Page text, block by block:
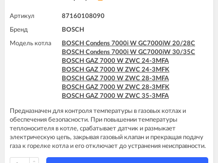
Артикул 87160108090
Бренд BOSCH
Модель котла
BOSCH Condens 7000i W GC7000iW 20/28C
BOSCH Condens 7000i W GC7000iW 30/35C
BOSCH GAZ 7000 W ZWC 24-3MFA
BOSCH GAZ 7000 W ZWC 24-3MFK
BOSCH GAZ 7000 W ZWC 28-3MFA
BOSCH GAZ 7000 W ZWC 28-3MFK
BOSCH GAZ 7000 W ZWC 35-3MFA
Предназначен для контроля температуры в газовых котлах и
обеспечения безопасности. При повышении температуры
теплоносителя в котле, срабатывает датчик и размыкает
электрическую цепь, закрывая газовый клапан и прекращая подачу
газа к горелке котла и его отключает до устранения неисправности.